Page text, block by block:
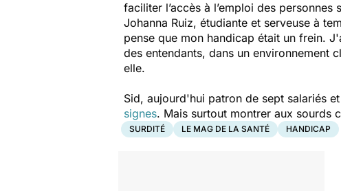
faciliter l’accès à l’emploi des
Johanna Ruiz, étudiante et serveuse à
pense que mon handicap était un frein.
des entendants, dans un environnement
elle.
Sid, aujourd'hui patron de sept salariés
signes. Mais surtout montrer aux sourds
SURDITÉ LE MAG DE LA SANTÉ HANDICAP